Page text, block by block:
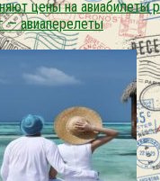
цены на авиабилеты
— авиаперелеты